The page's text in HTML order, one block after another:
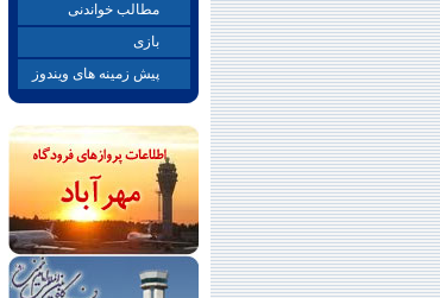
مطالب خواندنی
بازی
پیش زمینه های ویندوز